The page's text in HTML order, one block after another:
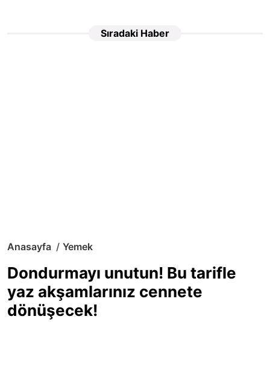
Sıradaki Haber
Anasayfa Yemek
Dondurmayı unutun! Bu tarifle
yaz akşamlarınız cennete
dönüşecek!